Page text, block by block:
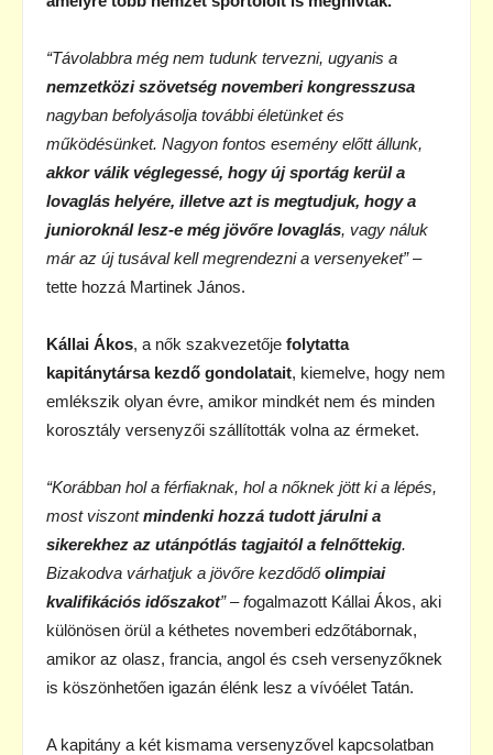
“Távolabbra még nem tudunk tervezni, ugyanis a
nemzetközi szövetség novemberi kongresszusa
nagyban befolyásolja további életünket és
működésünket. Nagyon fontos esemény előtt állunk,
akkor válik véglegessé, hogy új sportág kerül a
lovaglás helyére, illetve azt is megtudjuk, hogy a
junioroknál lesz-e még jövőre lovaglás, vagy náluk
már az új tusával kell megrendezni a versenyeket”–
tette hozzá Martinek János.
Kállai Ákos, a nők szakvezetője folytatta
kapitánytársa kezdő gondolatait, kiemelve, hogy nem
emlékszik olyan évre, amikor mindkét nem és minden
korosztály versenyzői szállították volna az érmeket.
“Korábban hol a férfiaknak, hol a nőknek jött ki a lépés,
most viszontmindenki hozzá tudott járulni a
sikerekhez az utánpótlás tagjaitól a felnőttekig.
Bizakodva várhatjuk a jövőre kezdődőolimpiai
kvalifikációs időszakot” – fogalmazott Kállai Ákos, aki
különösen örül a kéthetes novemberi edzőtábornak,
amikor az olasz, francia, angol és cseh versenyzőknek
is köszönhetően igazán élénk lesz a vívóélet Tatán.
A kapitány a két kismama versenyzővel kapcsolatban